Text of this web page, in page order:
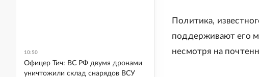
Политика,
поддерживают его
несмотря на
10:50
Офицер Тич: ВС РФ двумя дронами
уничтожили склад снарядов ВСУ